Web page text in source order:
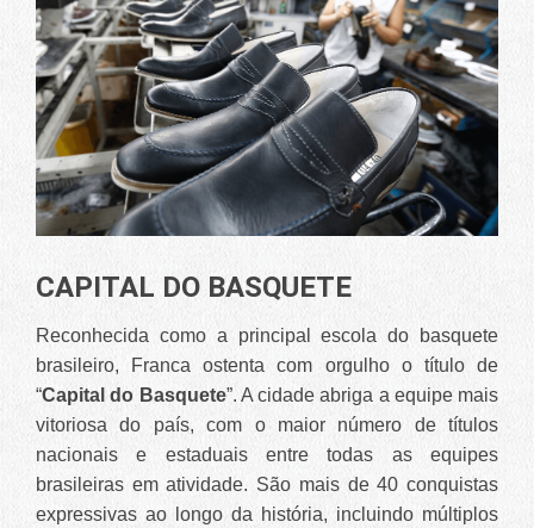
CAPITAL DO BASQUETE
Reconhecida como a principal escola do basquete
brasileiro, Franca ostenta com orgulho o título de
“Capital do Basquete”. A cidade abriga a equipe mais
vitoriosa do país, com o maior número de títulos
nacionais e estaduais entre todas as equipes
brasileiras em atividade. São mais de 40 conquistas
expressivas ao longo da história, incluindo múltiplos